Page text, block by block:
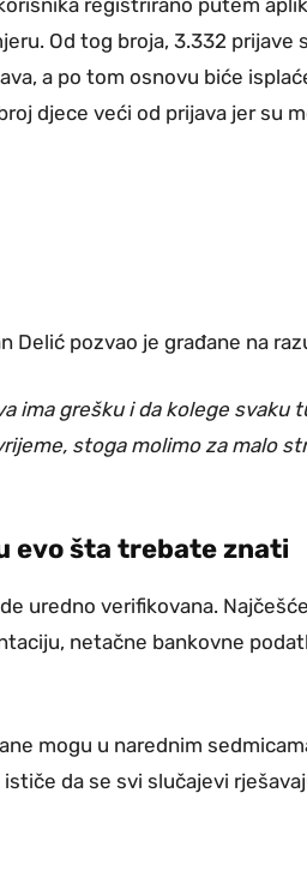
registrirano putem
Od tog broja, 3.332 prijave
a po tom osnovu biće
djece veći od prijava jer su
Delić pozvao je građane na
ima grešku i da kolege svaku
stoga molimo za malo
evo šta trebate znati
uredno verifikovana.
netačne bankovne
mogu u narednim
da se svi slučajevi